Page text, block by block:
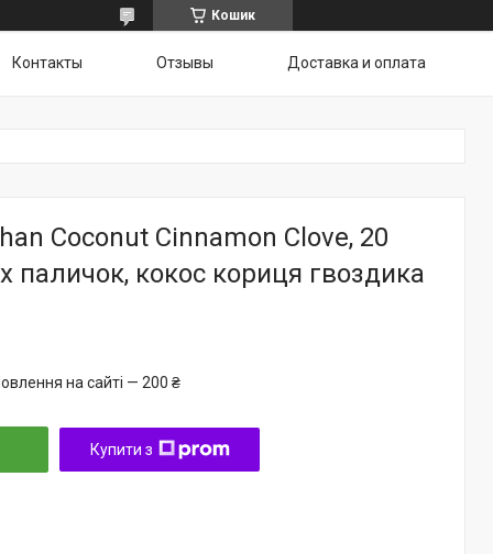
Кошик
Контакты Отзывы Доставка и оплата
Coconut Cinnamon Clove, 20
паличок, кокос кориця гвоздика
на сайті — 200 ₴
Купити з